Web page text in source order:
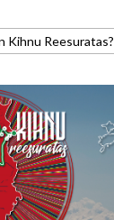
Kihnu Reesuratas?